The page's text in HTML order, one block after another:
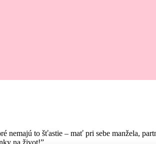
nemajú to šťastie – mať pri sebe manžela,
na život!”